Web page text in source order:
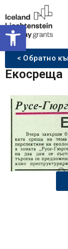
Open
< Обратно
Екосреща